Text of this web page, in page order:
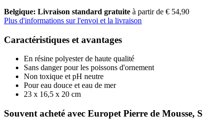
Belgique: Livraison standard gratuite à partir de € 54,90
Plus d'informations sur l'envoi et la livraison
Caractéristiques et avantages
En résine polyester de haute qualité
Sans danger pour les poissons d'ornement
Non toxique et pH neutre
Pour eau douce et eau de mer
23 x 16,5 x 20 cm
Souvent acheté avec Europet Pierre de Mousse, S